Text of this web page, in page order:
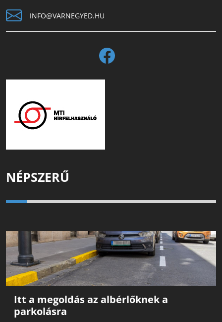
INFO@VARNEGYED.HU
NÉPSZERŰ
Itt a megoldás az albérlőknek a
parkolásra